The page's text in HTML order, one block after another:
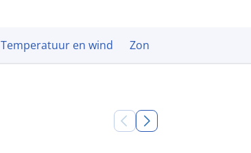
Temperatuur en wind Zon